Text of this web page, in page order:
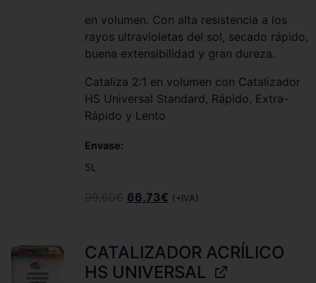
en volumen. Con alta resistencia a los
rayos ultravioletas del sol, secado rápido,
buena extensibilidad y gran dureza.
Cataliza 2:1 en volumen con Catalizador
HS Universal Standard, Rápido, Extra-
Rápido y Lento
Envase
5L
99,60€ 66,73€ (+IVA)
CATALIZADOR ACRÍLICO
HS UNIVERSAL